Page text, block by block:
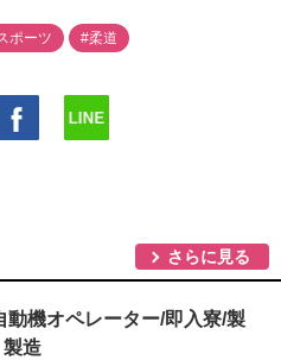
ポーツ #柔道
さらに見る
動機オペレーター/即入寮/製
造